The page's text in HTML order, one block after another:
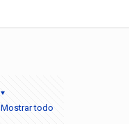
Mostrar todo